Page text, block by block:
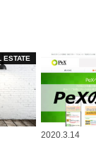
ESTATE
2020.3.14